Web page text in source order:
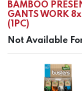
BAMBOO
GANTS WORK
(1PC)
Not Available